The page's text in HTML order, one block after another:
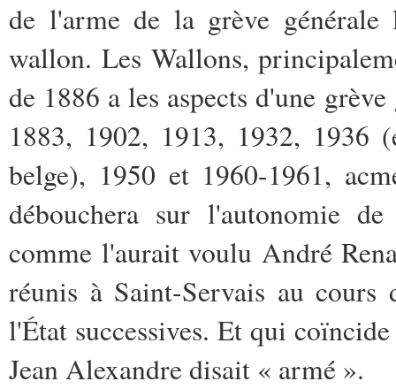
de l'arme de la grève générale
wallon. Les Wallons,
de 1886 a les aspects d'une
1883, 1902, 1913, 1932, 1936
belge), 1950 et 1960-1961,
débouchera sur l'autonomie
comme l'aurait voulu André
réunis à Saint-Servais au
l'État successives. Et qui
Jean Alexandre disait « armé ».